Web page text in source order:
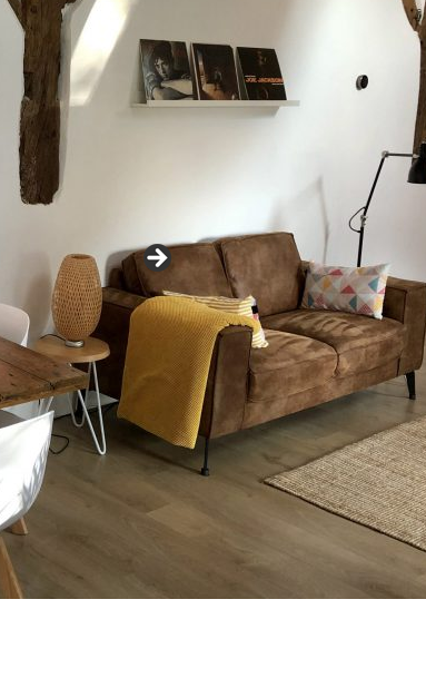
Klik hier
beschikbaar zijn.